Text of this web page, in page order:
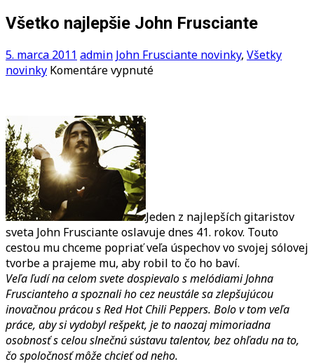
Všetko najlepšie John Frusciante
5. marca 2011 admin John Frusciante novinky, Všetky
novinky Komentáre vypnuténa
Jeden z najlepších gitaristov
sveta John Frusciante oslavuje dnes 41. rokov. Touto
cestou mu chceme popriať veľa úspechov vo svojej sólovej
tvorbe a prajeme mu, aby robil to čo ho baví.
Veľa ľudí na celom svete dospievalo s melódiami Johna
Fruscianteho a spoznali ho cez neustále sa zlepšujúcou
inovačnou prácou s Red Hot Chili Peppers. Bolo v tom veľa
práce, aby si vydobyl rešpekt, je to naozaj mimoriadna
osobnosť s celou slnečnú sústavu talentov, bez ohľadu na to,
čo spoločnosť môže chcieť od neho.